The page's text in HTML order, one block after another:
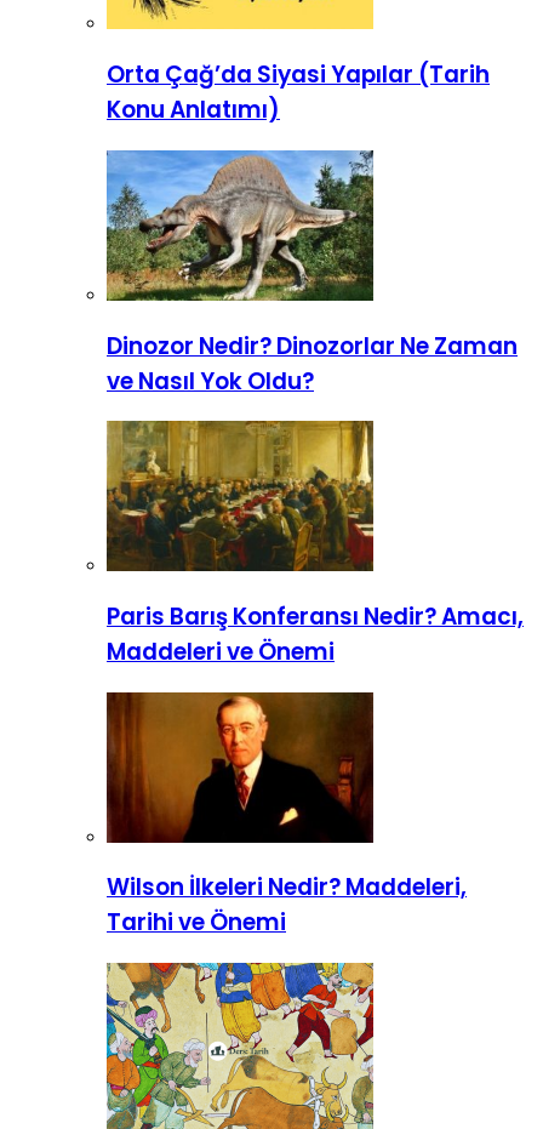
Orta Çağ’da Siyasi Yapılar (Tarih
Konu Anlatımı)
Dinozor Nedir? Dinozorlar Ne Zaman
ve Nasıl Yok Oldu?
Paris Barış Konferansı Nedir? Amacı,
Maddeleri ve Önemi
Wilson İlkeleri Nedir? Maddeleri,
Tarihi ve Önemi